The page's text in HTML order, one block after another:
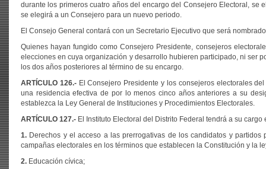
durante los primeros cuatro años del encargo del Consejero Electoral,
se elegirá a un Consejero para un nuevo periodo.
El Consejo General contará con un Secretario Ejecutivo que será
Quienes hayan fungido como Consejero Presidente, consejeros
elecciones en cuya organización y desarrollo hubieren participado, ni ser
los dos años posteriores al término de su encargo.
ARTÍCULO 126.- El Consejero Presidente y los consejeros electorales
una residencia efectiva de por lo menos cinco años anteriores a su
establezca la Ley General de Instituciones y Procedimientos Electorales.
ARTÍCULO 127.- El Instituto Electoral del Distrito Federal tendrá a su
1. Derechos y el acceso a las prerrogativas de los candidatos y
campañas electorales en los términos que establecen la Constitución y la
2. Educación cívica;